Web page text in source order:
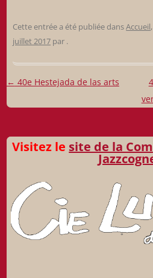
Cette entrée a été publiée dansAccueil,
juillet 2017 par .
Navigation
← 40e Hestejada de las arts
Visitez le site de la